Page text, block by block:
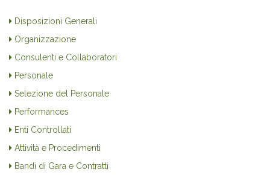
Disposizioni Generali
Organizzazione
Consulenti e Collaboratori
Personale
Selezione del Personale
Performances
Enti Controllati
Attività e Procedimenti
Bandi di Gara e Contratti